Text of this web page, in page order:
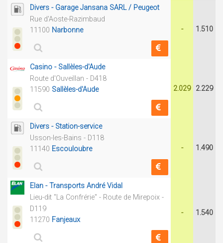
Divers - Garage Jansana SARL / Peugeot
Rue d'Aoste-Razimbaud
11100 Narbonne - 1.510
Casino - Sallèles-d'Aude
Route d'Ouveillan - D418
11590 Sallèles-d'Aude 2.029 2.229
Divers - Station-service
Usson-les-Bains - D118
11140 Escouloubre - 1.490
Elan - Transports André Vidal
Lieu-dit "La Confrérie" - Route de Mirepoix -
D119
11270 Fanjeaux
- 1.540